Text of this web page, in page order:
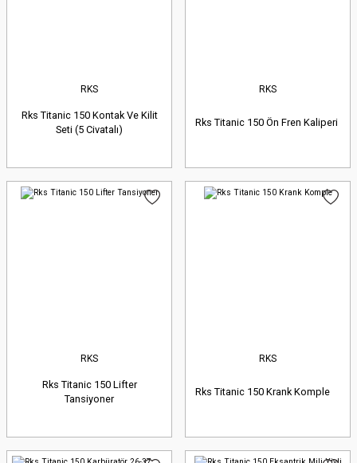
RKS
Rks Titanic 150 Kontak Ve Kilit
Seti (5 Civatalı)
RKS
Rks Titanic 150 Ön Fren Kaliperi
RKS
Rks Titanic 150 Lifter
Tansiyoner
RKS
Rks Titanic 150 Krank Komple